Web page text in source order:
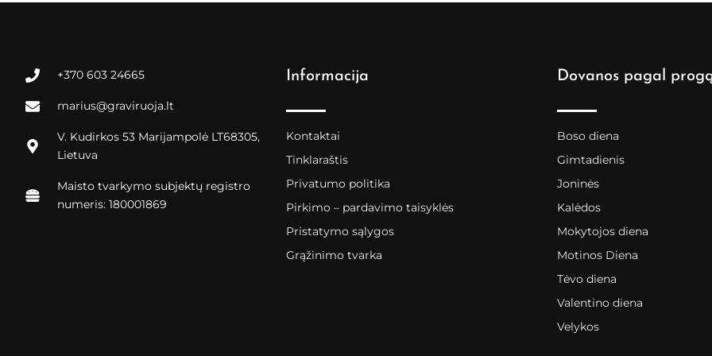
+370 603 24665
marius@graviruoja.lt
V. Kudirkos 53 Marijampolė LT68305,
Lietuva
Maisto tvarkymo subjektų registro
numeris: 180001869
Informacija
Kontaktai
Tinklaraštis
Privatumo politika
Pirkimo – pardavimo taisyklės
Pristatymo sąlygos
Grąžinimo tvarka
Dovanos pagal
Boso diena
Gimtadienis
Joninės
Kalėdos
Mokytojos diena
Motinos Diena
Tėvo diena
Valentino diena
Velykos